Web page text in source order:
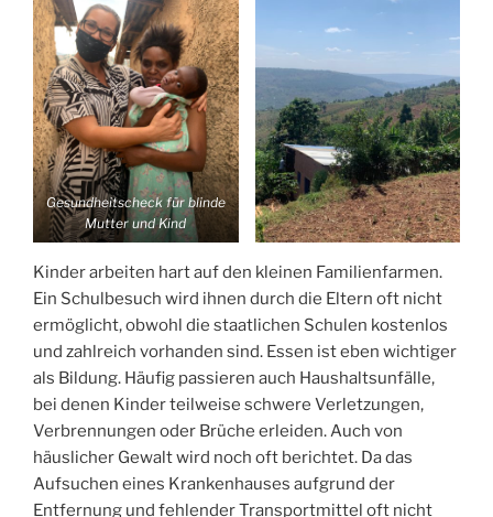
Gesundheitscheck für blinde
Mutter und Kind
Kinder arbeiten hart auf den kleinen Familienfarmen.
Ein Schulbesuch wird ihnen durch die Eltern oft nicht
ermöglicht, obwohl die staatlichen Schulen kostenlos
und zahlreich vorhanden sind. Essen ist eben wichtiger
als Bildung. Häufig passieren auch Haushaltsunfälle,
bei denen Kinder teilweise schwere Verletzungen,
Verbrennungen oder Brüche erleiden. Auch von
häuslicher Gewalt wird noch oft berichtet. Da das
Aufsuchen eines Krankenhauses aufgrund der
Entfernung und fehlender Transportmittel oft nicht